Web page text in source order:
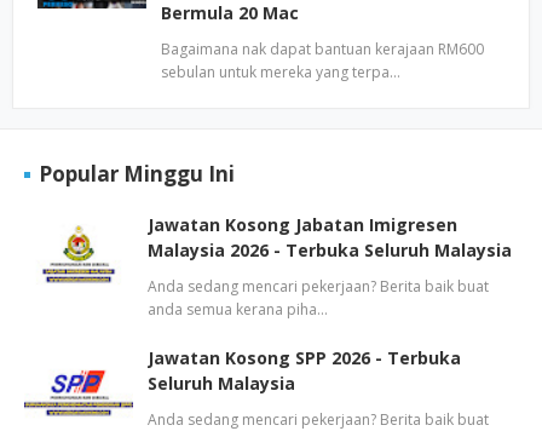
Bermula 20 Mac
Bagaimana nak dapat bantuan kerajaan RM600
sebulan untuk mereka yang terpa…
Popular Minggu Ini
Jawatan Kosong Jabatan Imigresen
Malaysia 2026 - Terbuka Seluruh Malaysia
Anda sedang mencari pekerjaan? Berita baik buat
anda semua kerana piha…
Jawatan Kosong SPP 2026 - Terbuka
Seluruh Malaysia
Anda sedang mencari pekerjaan? Berita baik buat